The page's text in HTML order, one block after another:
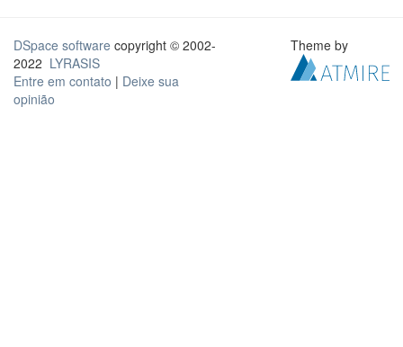
DSpace software copyright © 2002-
2022 LYRASIS
Entre em contato | Deixe sua
opinião
Theme by